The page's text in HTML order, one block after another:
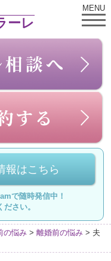
ーレ
MENU
報はこちら
で随時発信中！
さい。
の悩み > 離婚前の悩み > 夫